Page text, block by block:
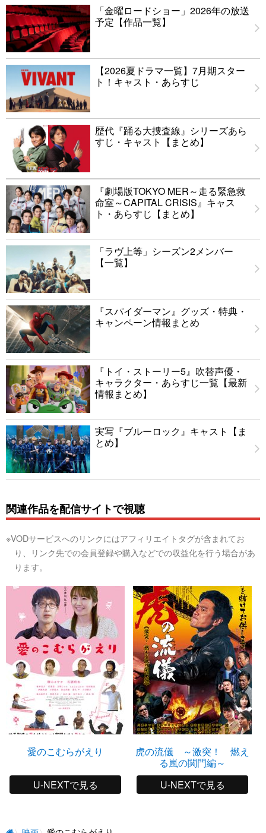
「金曜ロードショー」2026年の放送
予定【作品一覧】
【2026夏ドラマ一覧】7月期スター
ト！キャスト・あらすじ
歴代『踊る大捜査線』シリーズあら
すじ・キャスト【まとめ】
『劇場版TOKYO MER～走る緊急救
命室～CAPITAL CRISIS』キャス
ト・あらすじ【まとめ】
「ラヴ上等」シーズン2メンバー
【一覧】
『スパイダーマン』グッズ・特典・
キャンペーン情報まとめ
『トイ・ストーリー5』吹替声優・
キャラクター・あらすじ一覧【最新
情報まとめ】
実写『ブルーロック』キャスト【ま
とめ】
関連作品を配信サイトで視聴
※VODサービスへのリンクにはアフィリエイトタグが含まれてお
り、リンク先での会員登録や購入などでの収益化を行う場合があ
ります。
愛のこむらがえり
U-NEXTで見る
虎の流儀 ～激突！ 燃え
る嵐の関門編～
U-NEXTで見る